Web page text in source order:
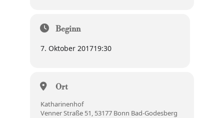
Beginn
7. Oktober 201719:30
Ort
Katharinenhof
Venner Straße 51, 53177 Bonn Bad-Godesberg